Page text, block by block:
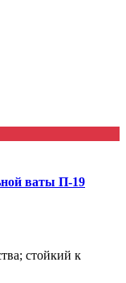
ваты П-19
стойкий к